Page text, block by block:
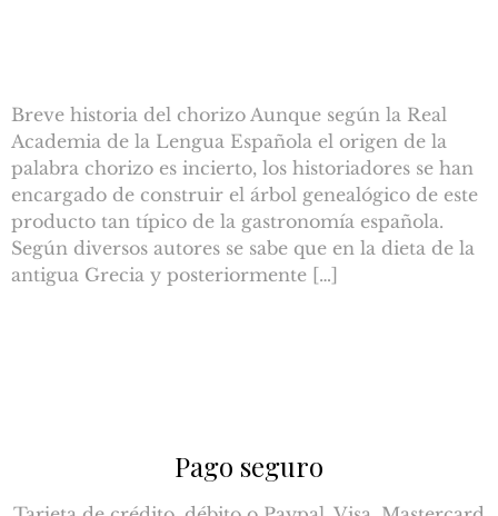
Breve historia del chorizo Aunque según la Real
Academia de la Lengua Española el origen de la
palabra chorizo es incierto, los historiadores se han
encargado de construir el árbol genealógico de este
producto tan típico de la gastronomía española.
Según diversos autores se sabe que en la dieta de la
antigua Grecia y posteriormente […]
Pago seguro